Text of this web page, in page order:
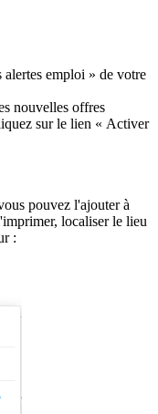
emploi » de votre
nouvelles offres
sur le lien « Activer
pouvez l'ajouter à
localiser le lieu
: